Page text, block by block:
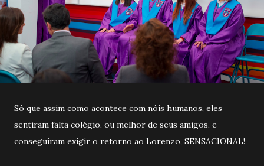
Só que assim como acontece com nóis humanos, eles
sentiram falta colégio, ou melhor de seus amigos, e
conseguiram exigir o retorno ao Lorenzo, SENSACIONAL!